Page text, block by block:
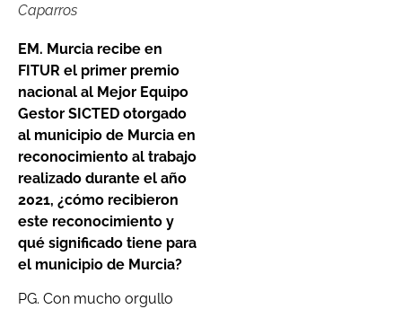
Caparros
EM. Murcia recibe en
FITUR el primer premio
nacional al Mejor Equipo
Gestor SICTED otorgado
al municipio de Murcia en
reconocimiento al trabajo
realizado durante el año
2021, ¿cómo recibieron
este reconocimiento y
qué significado tiene para
el municipio de Murcia?
PG. Con mucho orgullo